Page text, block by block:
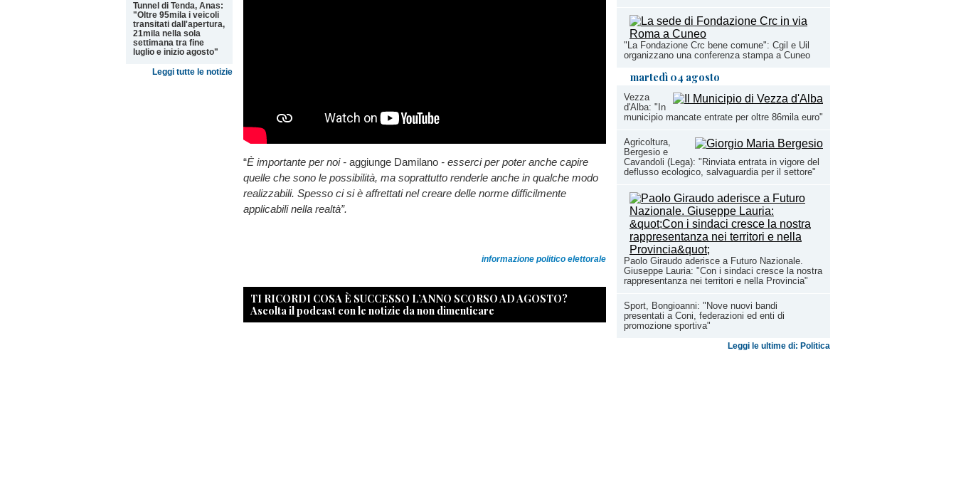
"La Fondazione Crc bene comune": Cgil e Uil
organizzano una conferenza stampa a Cuneo
martedì 04 agosto
Vezza
d'Alba: "In
municipio mancate entrate per oltre 86mila euro"
Agricoltura,
Bergesio e
Cavandoli (Lega): "Rinviata entrata in vigore del
deflusso ecologico, salvaguardia per il settore"
Paolo Giraudo aderisce a Futuro Nazionale.
Giuseppe Lauria: "Con i sindaci cresce la nostra
rappresentanza nei territori e nella Provincia"
Sport, Bongioanni: "Nove nuovi bandi
presentati a Coni, federazioni ed enti di
promozione sportiva"
Leggi le ultime di: Politica
Tunnel di Tenda, Anas:
"Oltre 95mila i veicoli
transitati dall'apertura,
21mila nella sola
settimana tra fine
luglio e inizio agosto"
Leggi tutte le notizie
“È importante per noi - aggiunge Damilano - esserci per poter anche capire
quelle che sono le possibilità, ma soprattutto renderle anche in qualche modo
realizzabili. Spesso ci si è affrettati nel creare delle norme difficilmente
applicabili nella realtà”.
informazione politico elettorale
TI RICORDI COSA È SUCCESSO L’ANNO SCORSO AD AGOSTO?
Ascolta il podcast con le notizie da non dimenticare